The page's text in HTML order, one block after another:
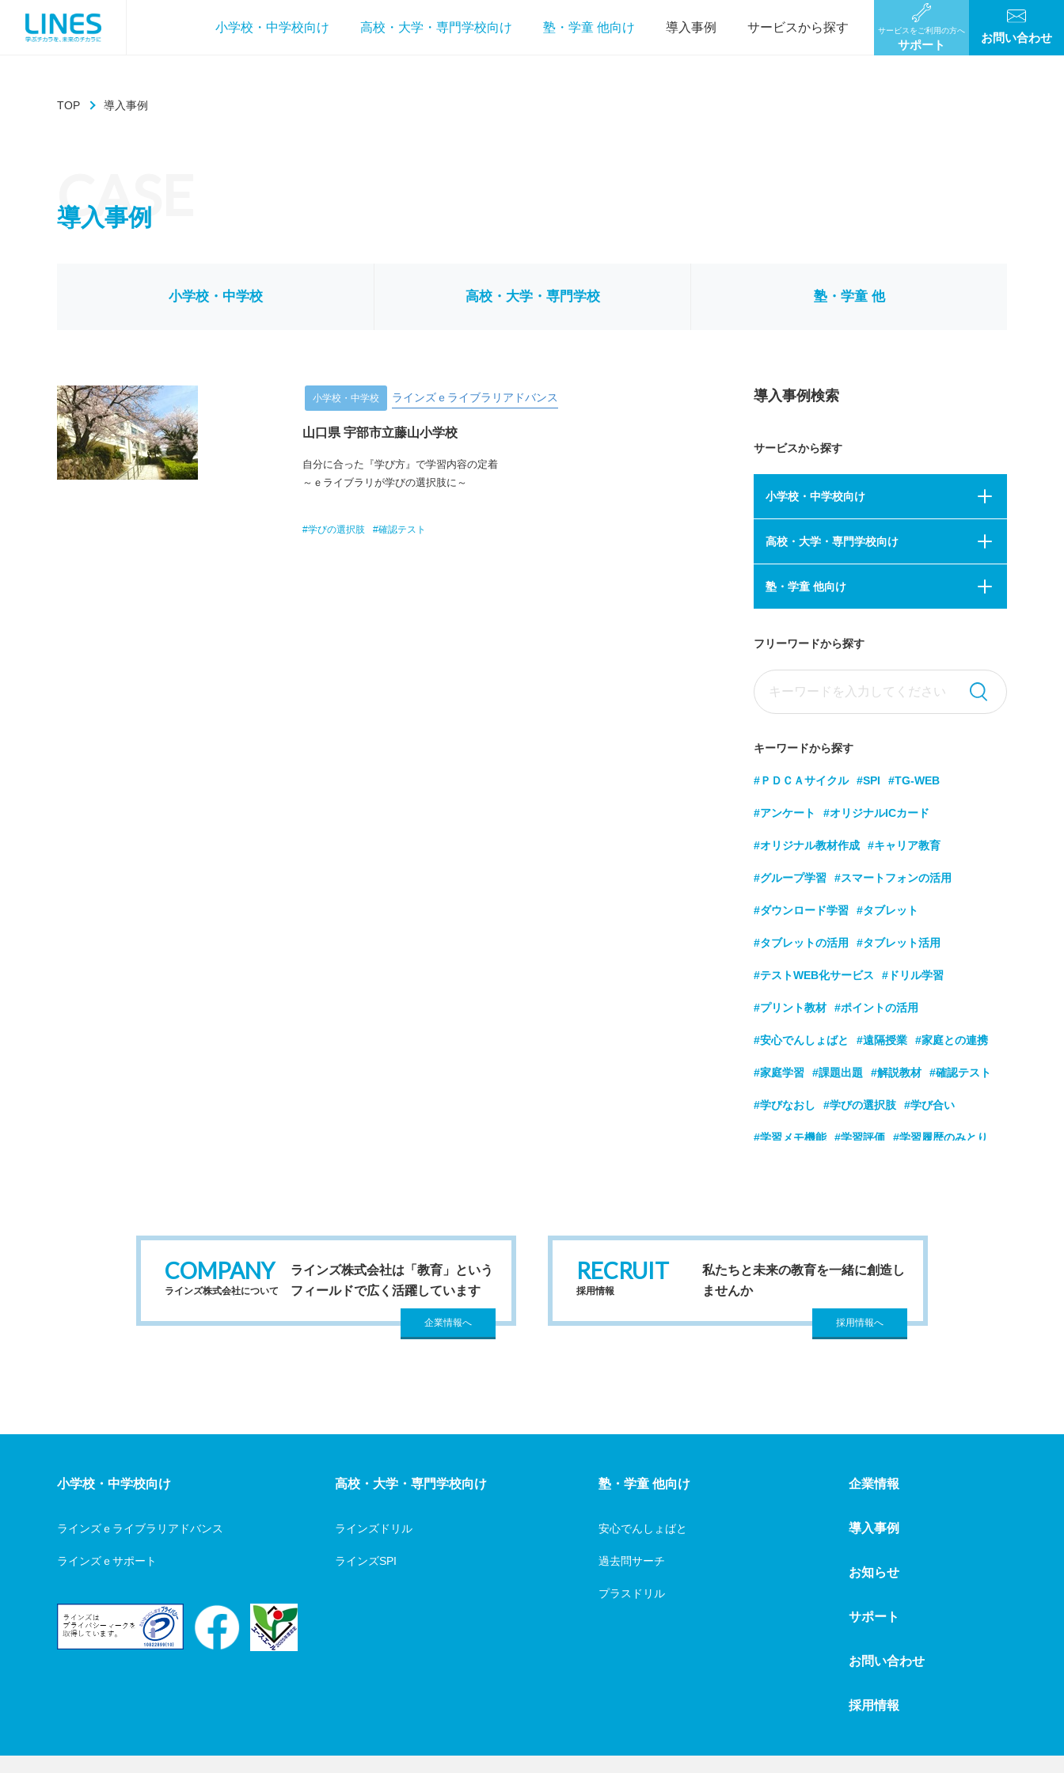
小学校・中学校向け 高校・大学・専門学校向け 塾・学童 他向け 導入事例 サービスから探す サービスをご利用の方へ
サポート
お問い合わせ
TOP 導入事例
CASE
導入事例
小学校・中学校 高校・大学・専門学校 塾・学童 他
小学校・中学校 ラインズｅライブラリアドバンス
山口県 宇部市立藤山小学校
自分に合った『学び方』で学習内容の定着
～ｅライブラリが学びの選択肢に～
#学びの選択肢 #確認テスト
導入事例検索
サービスから探す
小学校・中学校向け
高校・大学・専門学校向け
塾・学童 他向け
フリーワードから探す
キーワードから探す
#ＰＤＣＡサイクル #SPI #TG-WEB
#アンケート #オリジナルICカード
#オリジナル教材作成 #キャリア教育
#グループ学習 #スマートフォンの活用
#ダウンロード学習 #タブレット
#タブレットの活用 #タブレット活用
#テストWEB化サービス #ドリル学習
#プリント教材 #ポイントの活用
#安心でんしょばと #遠隔授業 #家庭との連携
#家庭学習 #課題出題 #解説教材 #確認テスト
#学びなおし #学びの選択肢 #学び合い
#学習メモ機能 #学習評価 #学習履歴のみとり
#教員採用試験対策 #業務改善 #玉手箱
#隙間時間 #個別最適な学び
#中学校
#定期テスト対策 #導入事例
#入退室メール
#複式学級 #補充学習
COMPANY
ラインズ株式会社について
ラインズ株式会社は「教育」という
フィールドで広く活躍しています
企業情報へ
RECRUIT
採用情報
私たちと未来の教育を一緒に創造し
ませんか
採用情報へ
小学校・中学校向け
ラインズｅライブラリアドバンス
ラインズｅサポート
高校・大学・専門学校向け
ラインズドリル
ラインズSPI
塾・学童 他向け
安心でんしょばと
過去問サーチ
プラスドリル
企業情報
導入事例
お知らせ
サポート
お問い合わせ
採用情報